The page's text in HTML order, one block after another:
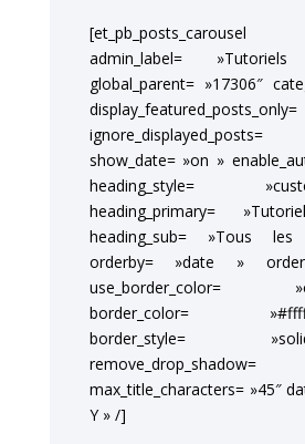
[et_pb_posts_carousel
admin_label=
global_parent= »17306″
show_date= »on »
heading_style=
heading_primary=
heading_sub= »Tous
orderby= »date »
border_color=
border_style=
max_title_characters= »45″
Y » /]